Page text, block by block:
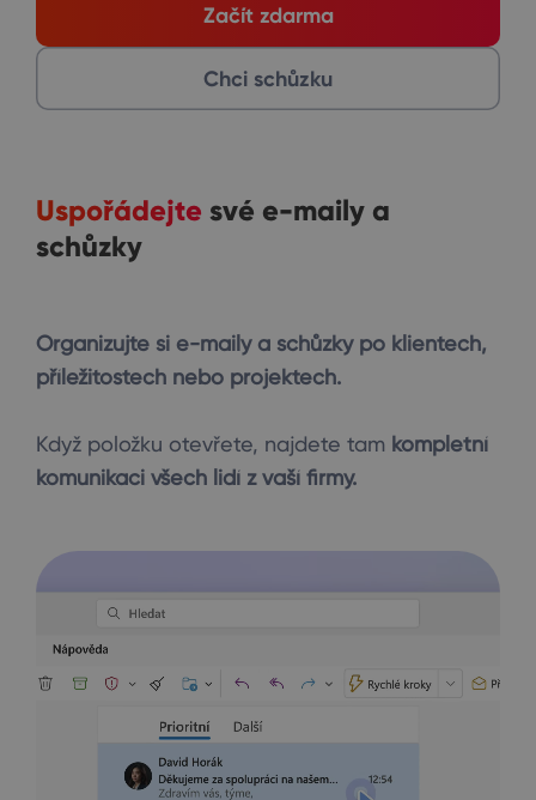
Začít zdarma
Chci schůzku
Uspořádejte své e-maily a
schůzky
Organizujte si e-maily a schůzky po klientech,
příležitostech nebo projektech.
Když položku otevřete, najdete tam kompletní
komunikaci všech lidí z vaší firmy.